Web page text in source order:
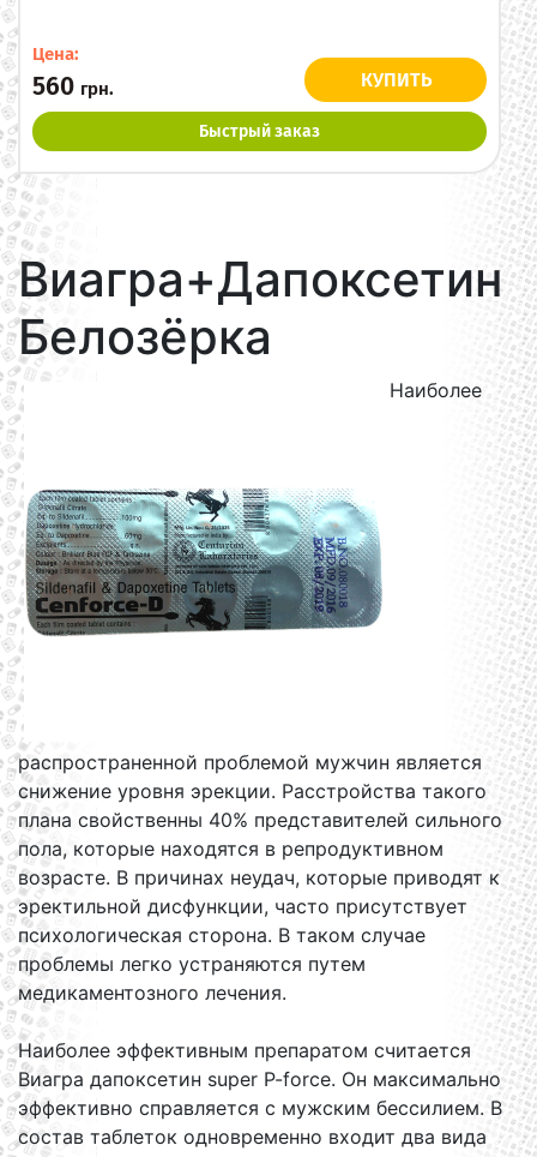
Цена:
560 грн. КУПИТЬ
Быстрый заказ
Виагра+Дапоксетин
Белозёрка
Наиболее
распространенной проблемой мужчин является
снижение уровня эрекции. Расстройства такого
плана свойственны 40% представителей сильного
пола, которые находятся в репродуктивном
возрасте. В причинах неудач, которые приводят к
эректильной дисфункции, часто присутствует
психологическая сторона. В таком случае
проблемы легко устраняются путем
медикаментозного лечения.
Наиболее эффективным препаратом считается
Виагра дапоксетин super P-force. Он максимально
эффективно справляется с мужским бессилием. В
состав таблеток одновременно входит два вида